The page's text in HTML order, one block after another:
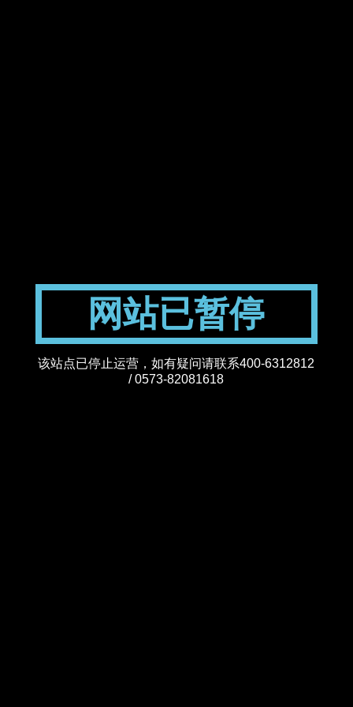
网站已暂停
该站点已停止运营，如有疑问请联系400-6312812
/ 0573-82081618